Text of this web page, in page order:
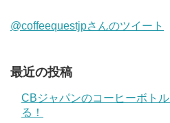
@coffeequestjpさんのツイート
最近の投稿
CBジャパンのコーヒーボト
る！